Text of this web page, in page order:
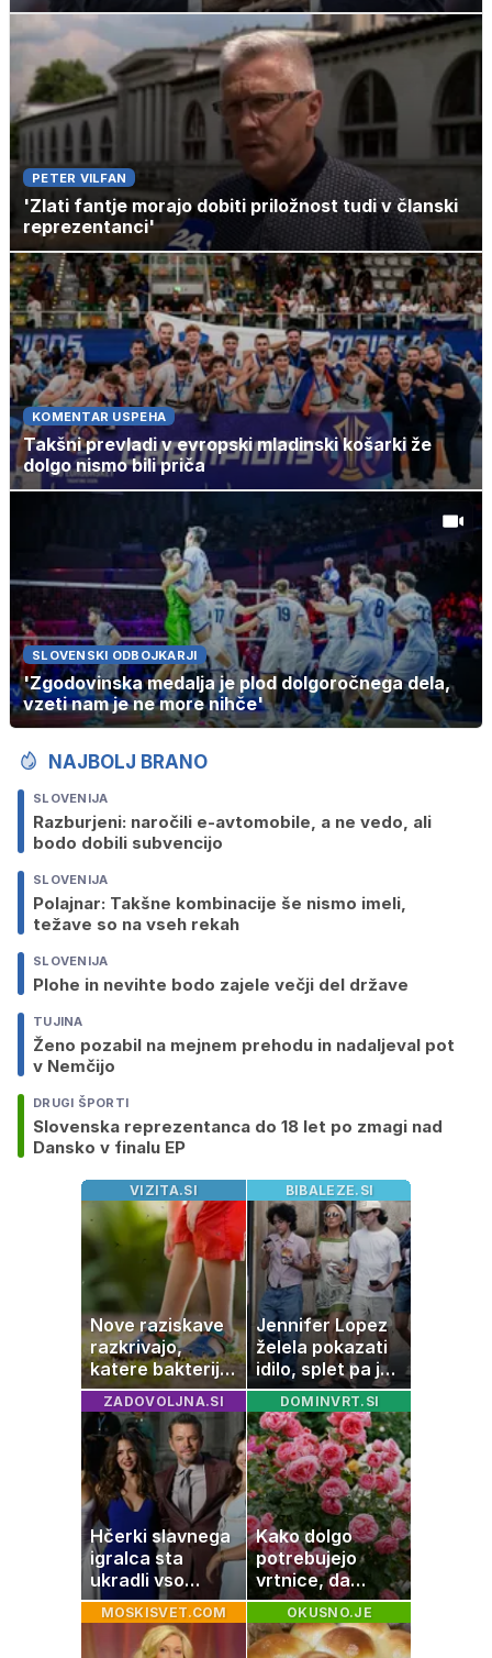
PETER VILFAN
'Zlati fantje morajo dobiti priložnost tudi v članski
reprezentanci'
KOMENTAR USPEHA
Takšni prevladi v evropski mladinski košarki že
dolgo nismo bili priča
SLOVENSKI ODBOJKARJI
'Zgodovinska medalja je plod dolgoročnega dela,
vzeti nam je ne more nihče'
NAJBOLJ BRANO
SLOVENIJA
Razburjeni: naročili e-avtomobile, a ne vedo, ali
bodo dobili subvencijo
SLOVENIJA
Polajnar: Takšne kombinacije še nismo imeli,
težave so na vseh rekah
SLOVENIJA
Plohe in nevihte bodo zajele večji del države
TUJINA
Ženo pozabil na mejnem prehodu in nadaljeval pot
v Nemčijo
DRUGI ŠPORTI
Slovenska reprezentanca do 18 let po zmagi nad
Dansko v finalu EP
VIZITA.SI
Nove raziskave
razkrivajo,
katere bakterije
na koži privlačijo
komarje
BIBALEZE.SI
Jennifer Lopez
želela pokazati
idilo, splet pa je
razburila ena
stvar
ZADOVOLJNA.SI
Hčerki slavnega
igralca sta
ukradli vso
pozornost
DOMINVRT.SI
Kako dolgo
potrebujejo
vrtnice, da
zrastejo? Vse o
rasti, cvetenju in
negi vrtnic
MOSKISVET.COM OKUSNO.JE